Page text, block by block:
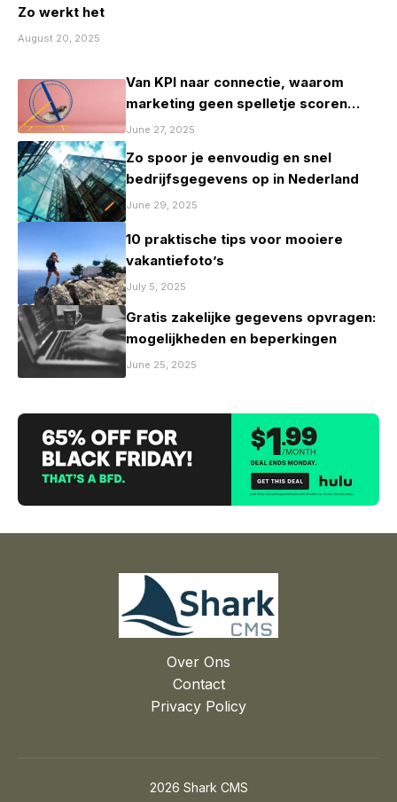
Zo werkt het
August 20, 2025
Van KPI naar connectie, waarom
marketing geen spelletje scoren
mag zijn
June 27, 2025
Zo spoor je eenvoudig en snel
bedrijfsgegevens op in Nederland
June 29, 2025
10 praktische tips voor mooiere
vakantiefoto’s
July 5, 2025
Gratis zakelijke gegevens opvragen:
mogelijkheden en beperkingen
June 25, 2025
Over Ons
Contact
Privacy Policy
2026 Shark CMS